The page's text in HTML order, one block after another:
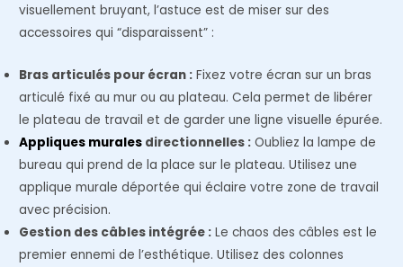
visuellement bruyant, l’astuce est de miser sur des
accessoires qui “disparaissent” :
Bras articulés pour écran : Fixez votre écran sur un bras
articulé fixé au mur ou au plateau. Cela permet de libérer
le plateau de travail et de garder une ligne visuelle épurée.
Appliques murales directionnelles : Oubliez la lampe de
bureau qui prend de la place sur le plateau. Utilisez une
applique murale déportée qui éclaire votre zone de travail
avec précision.
Gestion des câbles intégrée : Le chaos des câbles est le
premier ennemi de l’esthétique. Utilisez des colonnes